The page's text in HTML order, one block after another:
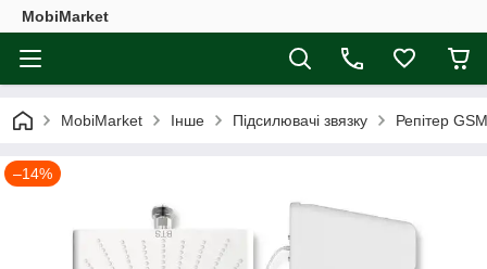
MobiMarket
MobiMarket Інше Підсилювачі звязку Репітер
–14%